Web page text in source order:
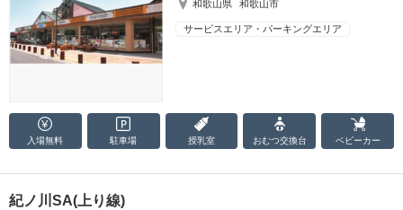
和歌山県 和歌山市
サービスエリア・パーキングエリア
入場無料 駐車場 授乳室 おむつ交換台 ベビーカー
紀ノ川SA(上り線)